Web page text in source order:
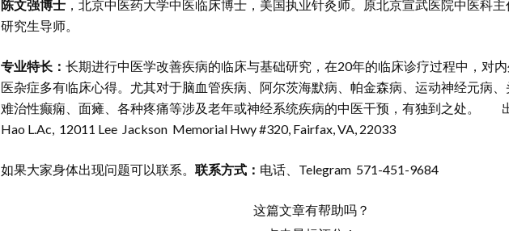
陈文强博士 ，北京中医药大学中医临床博士，美国执业针灸师。原北京宣武医院中医科
研究生导师。
专业特长： 长期进行中医学改善疾病的临床与基础研究，在20年的临床诊疗过程中，对
医杂症多有临床心得。尤其对于脑血管疾病、阿尔茨海默病、帕金森病、运动神经元病、
难治性癫痫、面瘫、各种疼痛等涉及老年或神经系统疾病的中医干预，有独到之处。
Hao L.Ac, 12011 Lee Jackson Memorial Hwy #320, Fairfax, VA, 22033
如果大家身体出现问题可以联系。 联系方式： 电话、Telegram 571-451-9684
这篇文章有帮助吗？